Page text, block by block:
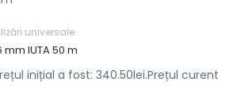
universale
mm IUTA 50 m
inițial a fost: 340.50lei.Prețul curent